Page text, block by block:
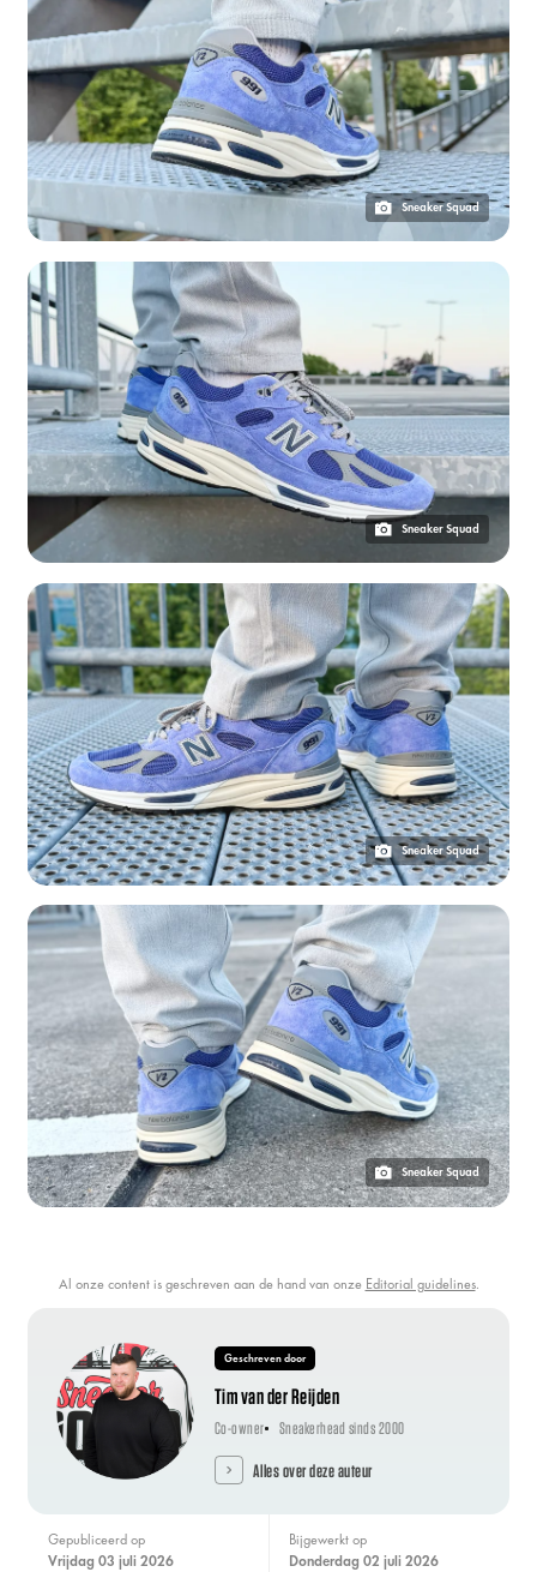
Sneaker Squad
Sneaker Squad
Sneaker Squad
Sneaker Squad
Al onze content is geschreven aan de hand van onze Editorial guidelines.
Geschreven door
Tim van der Reijden
Co-owner Sneakerhead sinds 2000
Alles over deze auteur
Gepubliceerd op
vrijdag 03 juli 2026
Bijgewerkt op
donderdag 02 juli 2026